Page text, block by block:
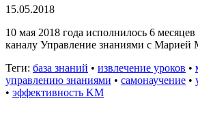
15.05.2018
10 мая 2018 года исполнилось 6
каналу Управление знаниями с Марией
Теги: база знаний • извлечение уроков •
управлению знаниями • самонаучение •
• эффективность KM